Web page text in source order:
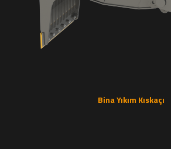
Bina Yıkım Kıskaçı